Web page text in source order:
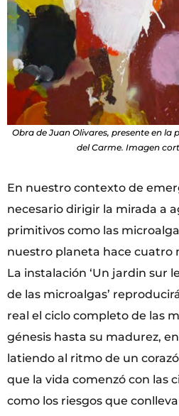
Obra de Juan Olivares, presente en la
del Carme. Imagen
En nuestro contexto de
necesario dirigir la mirada a
primitivos como las
nuestro planeta hace cuatro
La instalación ‘Un jardin sur
de las microalgas’
real el ciclo completo de las
génesis hasta su madurez,
latiendo al ritmo de un
que la vida comenzó con las
como los riesgos que